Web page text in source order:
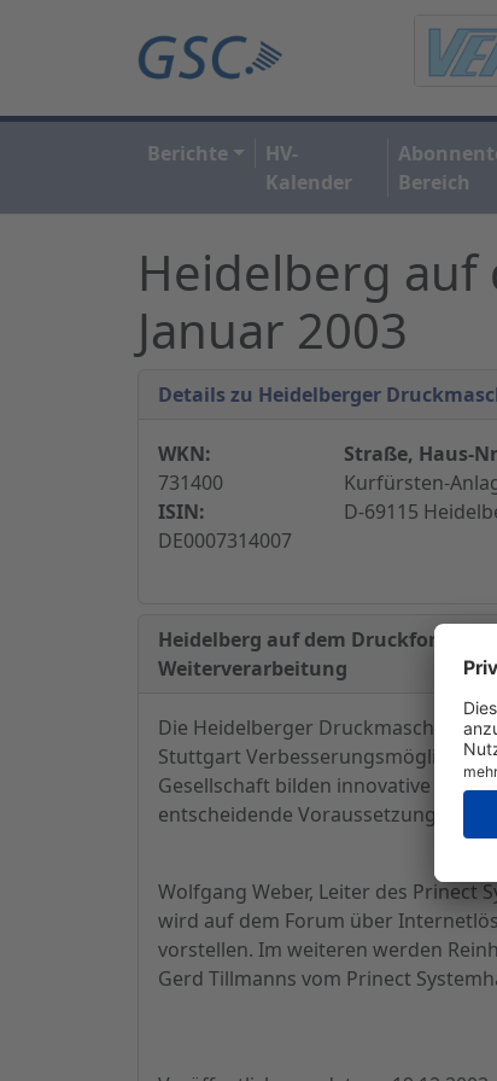
Berichte
HV-
Kalender
Bereich
Heidelberg
Januar 2003
Details zu Heidelberger
WKN:
731400
ISIN:
DE0007314007
Straße, Haus-
Kurfürsten-
D-69115
Heidelberg auf dem Druckforum
Weiterverarbeitung
Die Heidelberger Druckmaschinen
Stuttgart
Gesellschaft bilden innovative
entscheidende Voraussetzungen
Wolfgang Weber, Leiter des Prinect
wird auf dem Forum über
vorstellen. Im weiteren werden
Gerd Tillmanns vom Prinect